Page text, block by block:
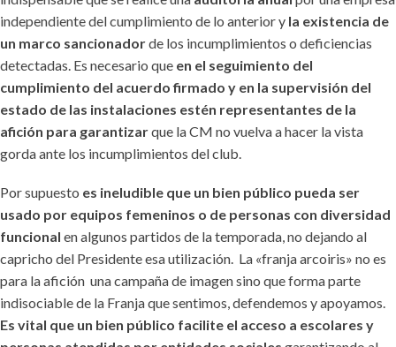
independiente del cumplimiento de lo anterior y la existencia de
un marco sancionadorde los incumplimientos o deficiencias
detectadas. Es necesario que en el seguimiento del
cumplimiento del acuerdo firmado y en la supervisión del
estado de las instalaciones estén representantes de la
afición para garantizarque la CM no vuelva a hacer la vista
gorda ante los incumplimientos del club.
Por supuesto es ineludible que un bien público pueda ser
usado por equipos femeninos o de personas con diversidad
funcional en algunos partidos de la temporada, no dejando al
capricho del Presidente esa utilización. La «franja arcoiris» no es
para la afición una campaña de imagen sino que forma parte
indisociable de la Franja que sentimos, defendemos y apoyamos.
Es vital que un bien público facilite el acceso a escolares y